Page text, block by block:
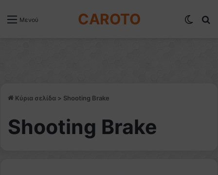
Μενού CAROTO
Κύρια σελίδα > Shooting Brake
Shooting Brake